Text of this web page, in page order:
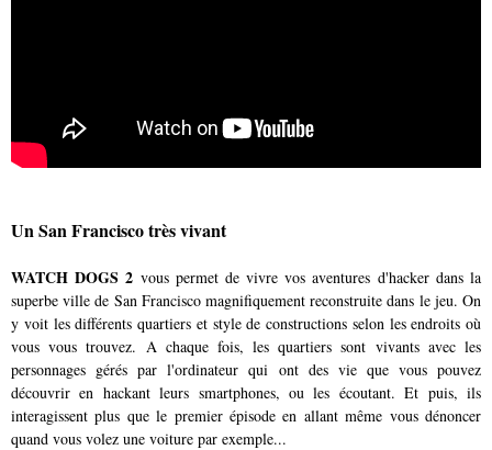
Un San Francisco très vivant
WATCH DOGS 2 vous permet de vivre vos aventures d'hacker dans la
superbe ville de San Francisco magnifiquement reconstruite dans le jeu. On
y voit les différents quartiers et style de constructions selon les endroits où
vous vous trouvez. A chaque fois, les quartiers sont vivants avec les
personnages gérés par l'ordinateur qui ont des vie que vous pouvez
découvrir en hackant leurs smartphones, ou les écoutant. Et puis, ils
interagissent plus que le premier épisode en allant même vous dénoncer
quand vous volez une voiture par exemple...